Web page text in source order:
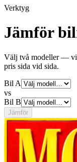
Verktyg
Jämför
Välj två modeller — vi
pris sida vid sida.
Bil A
vs
Bil B
Jämför